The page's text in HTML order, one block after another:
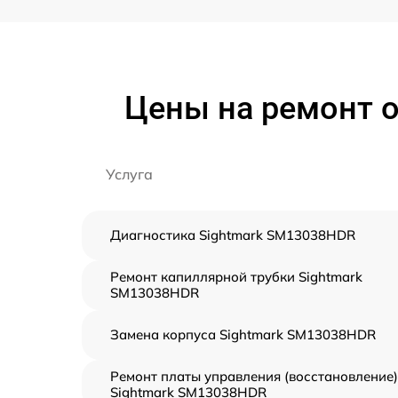
Цены на ремонт
Услуга
Диагностика Sightmark SM13038HDR
Ремонт капиллярной трубки Sightmark
SM13038HDR
Замена корпуса Sightmark SM13038HDR
Ремонт платы управления (восстановление)
Sightmark SM13038HDR